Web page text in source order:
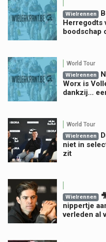
Wielrennen
Herregodts
boodschap
World Tour
Wielrennen
Worx is
dankzij...
World Tour
Wielrennen
niet in
zit
Wielrennen
nippertje
verleden al